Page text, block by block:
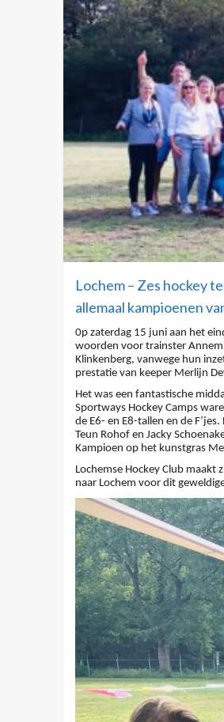
Lochem – Zes hockey
allemaal kampioenen
0p zaterdag 15 juni aan het
woorden voor trainster
Klinkenberg, vanwege hun
prestatie van keeper Merlijn
Het was een fantastische
Sportways Hockey Camps
de E6- en E8-tallen en de
Teun Rohof en Jacky
Kampioen op het kunstgras
Lochemse Hockey Club maakt
naar Lochem voor dit